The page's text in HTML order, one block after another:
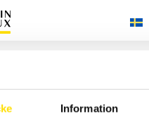
Information